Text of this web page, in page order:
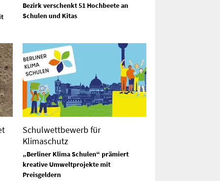
Bezirk verschenkt 51 Hochbeete an
Schulen und Kitas
Schulwettbewerb für
Klimaschutz
„Berliner Klima Schulen“ prämiert
kreative Umweltprojekte mit
Preisgeldern